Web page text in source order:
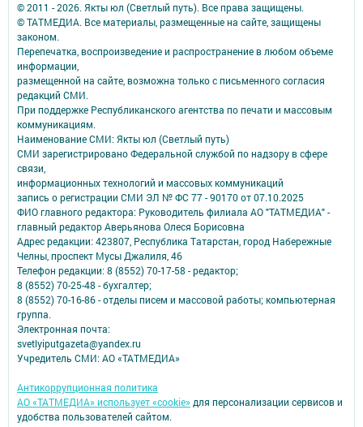
© 2011 - 2026. Якты юл (Светлый путь). Все права защищены.
© ТАТМЕДИА. Все материалы, размещенные на сайте, защищены
законом.
Перепечатка, воспроизведение и распространение в любом объеме
информации,
размещенной на сайте, возможна только с письменного согласия
редакций СМИ.
При поддержке Республиканского агентства по печати и массовым
коммуникациям.
Наименование СМИ: Якты юл (Светлый путь)
СМИ зарегистрировано Федеральной службой по надзору в сфере
связи,
информационных технологий и массовых коммуникаций
запись о регистрации СМИ ЭЛ № ФС 77 - 90170 от 07.10.2025
ФИО главного редактора: Руководитель филиала АО "ТАТМЕДИА" -
главный редактор Аверьянова Олеся Борисовна
Адрес редакции: 423807, Республика Татарстан, город Набережные
Челны, проспект Мусы Джалиля, 46
Телефон редакции: 8 (8552) 70-17-58 - редактор;
8 (8552) 70-25-48 - бухгалтер;
8 (8552) 70-16-86 - отделы писем и массовой работы; компьютерная
группа.
Электронная почта:
svetlyiputgazeta@yandex.ru
Учредитель СМИ: АО «ТАТМЕДИА»
Антикоррупционная политика
АО «ТАТМЕДИА» использует «cookie» для персонализации сервисов и
удобства пользователей сайтом.